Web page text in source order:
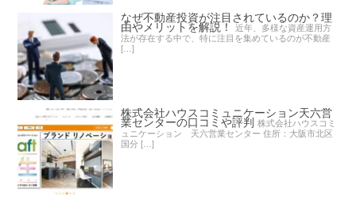
なぜ不動産投資が注目されているのか？理
由やメリットを解説！ 近年、多様な資産運用方
法が存在する中で、特に注目を集めているのが不動産
[…]
株式会社ハウスコミュニケーション天六営
業センターの口コミや評判 株式会社ハウスコミ
ュニケーション 天六営業センター 住所：大阪市北区
国分 […]